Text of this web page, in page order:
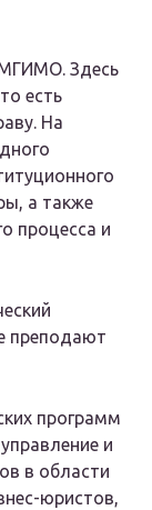
Здесь
есть
На
а также
процесса и
преподают
программ
и
в области
юристов,